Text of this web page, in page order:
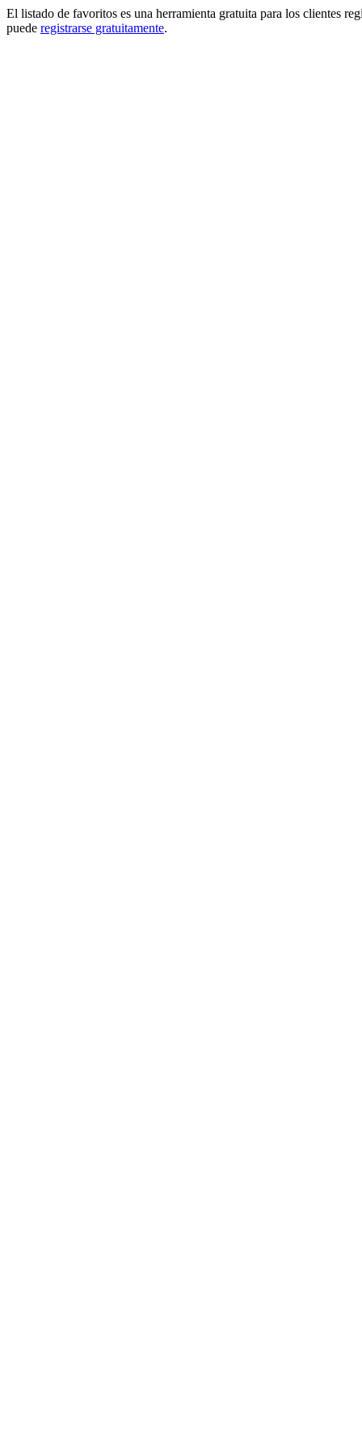
El listado de favoritos es una herramienta gratuita para los clientes
puede registrarse gratuitamente.